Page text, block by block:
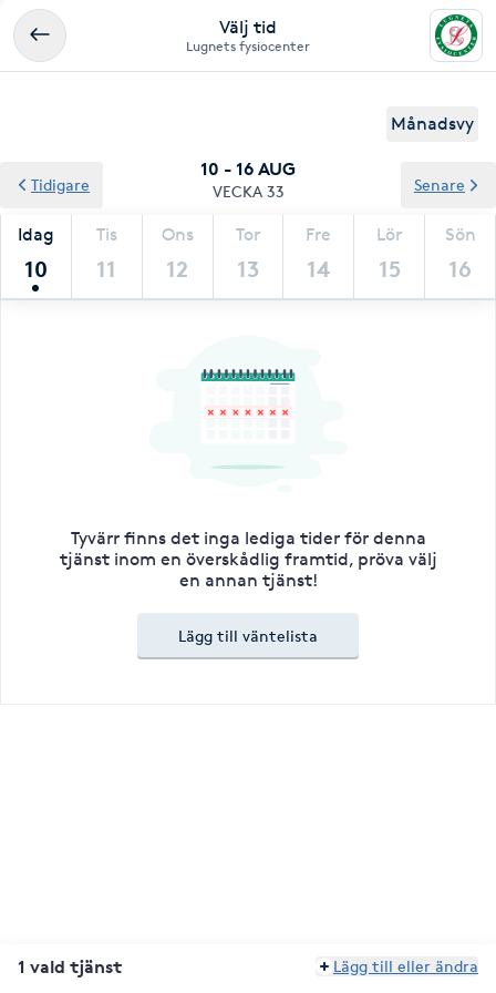
Välj tid
Lugnets fysiocenter
Månadsvy
10 - 16 AUG
VECKA 33
Idag
10
Tis
11
Ons
12
Tor
13
Fre
14
Lör
15
Sön
16
Tidigare Senare
Tyvärr finns det inga lediga tider för denna
tjänst inom en överskådlig framtid, pröva välj
en annan tjänst!
Lägg till väntelista
1 vald tjänst Lägg till eller ändra